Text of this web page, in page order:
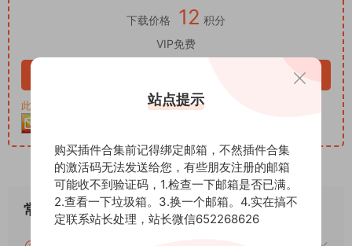
下载价格 12 积分
VIP免费
此资源购买后30天内可下载。客服QQ：652268626
常见问题
站点提示
购买插件合集前记得绑定邮箱，不然插件合集
的激活码无法发送给您，有些朋友注册的邮箱
可能收不到验证码，1.检查一下邮箱是否已满。
2.查看一下垃圾箱。3.换一个邮箱。4.实在搞不
定联系站长处理，站长微信652268626